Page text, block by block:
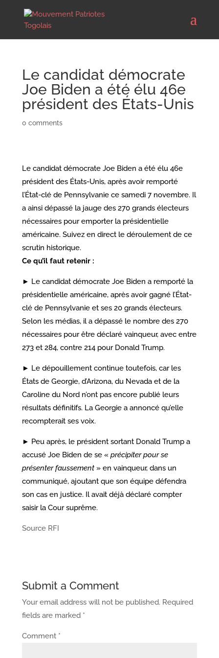
Le candidat démocrate
Joe Biden a été élu 46e
président des États-Unis
0 comments
Le candidat démocrate Joe Biden a été élu 46e
président des États-Unis, après avoir remporté
l’État-clé de Pennsylvanie ce samedi 7 novembre. Il
a ainsi dépassé la jauge des 270 grands électeurs
nécessaires pour emporter la présidentielle
américaine. Suivez en direct le déroulement de ce
scrutin historique.
Ce qu’il faut retenir :
► Le candidat démocrate Joe Biden a remporté la
présidentielle américaine, après avoir gagné l’État-
clé de Pennsylvanie et ses 20 grands électeurs.
Selon les médias, il a dépassé le nombre des 270
nécessaires pour être déclaré vainqueur, avec entre
273 et 284, contre 214 pour Donald Trump.
► Le dépouillement continue toutefois, car les
États de Georgie, d’Arizona, du Nevada et de la
Caroline du Nord n’ont pas encore publié leurs
résultats définitifs. La Georgie a annoncé qu’elle
recompterait ses voix.
► Peu après, le président sortant Donald Trump a
accusé Joe Biden de se « précipiter pour se
présenter faussement» en vainqueur, dans un
communiqué, ajoutant que son équipe défendra
son cas en justice. Il avait déjà déclaré compter
saisir la Cour suprême.
Source RFI
Submit a Comment
Your email address will not be published. Required
fields are marked *
Comment *